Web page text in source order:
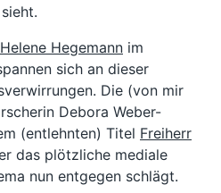
Hegemann im
sich an dieser
Die (von mir
Debora Weber-
(entlehnten) Titel Freiherr
das plötzliche mediale
nun entgegen schlägt.